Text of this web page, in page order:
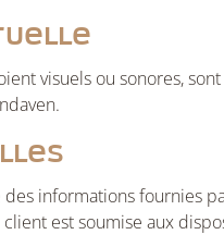
visuels ou sonores,
informations fournies
est soumise aux